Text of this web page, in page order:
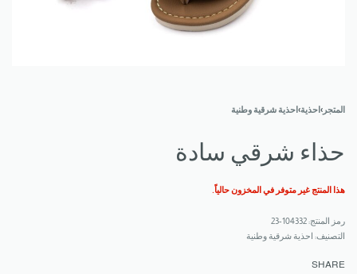
المتجر › احذية› احذية شرقية وطنية
حذاء شرقي سادة
هذا المنتج غير متوفر في المخزون حالياً.
104332-23
التصنيف: احذية شرقية وطنية
SHARE